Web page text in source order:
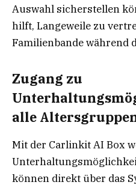
Auswahl sicherstellen
hilft, Langeweile zu
Familienbande während
Zugang zu
alle
Mit der Carlinkit AI Box
können direkt über das